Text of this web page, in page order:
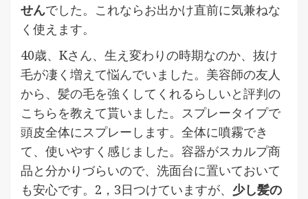
せんでした。これならお出かけ直前に気兼ねな
く使えます。
40歳、Kさん、生え変わりの時期なのか、抜け
毛が凄く増えて悩んでいました。美容師の友人
から、髪の毛を強くしてくれるらしいと評判の
こちらを教えて貰いました。スプレータイプで
頭皮全体にスプレーします。全体に噴霧でき
て、使いやすく感じました。容器がスカルプ商
品と分かりづらいので、洗面台に置いておいて
も安心です。2，3日つけていますが、 少し髪の